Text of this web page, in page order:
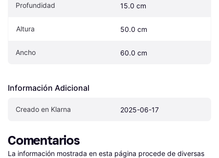
Profundidad 15.0 cm
Altura 50.0 cm
Ancho 60.0 cm
Información Adicional
Creado en Klarna 2025-06-17
Comentarios
La información mostrada en esta página procede de diversas